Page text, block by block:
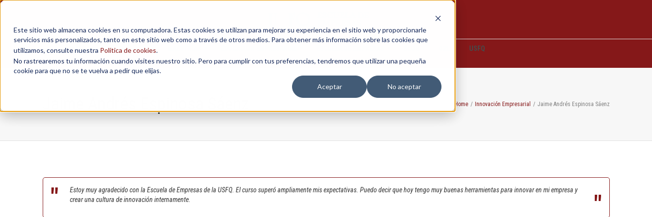
Este sitio web almacena cookies en su computadora. Estas cookies se utilizan para mejorar su experiencia en el sitio web y proporcionarle
servicios más personalizados, tanto en este sitio web como a través de otros medios. Para obtener más información sobre las cookies que
utilizamos, consulte nuestra Política de cookies.
No rastrearemos tu información cuando visites nuestro sitio. Pero para cumplir con tus preferencias, tendremos que utilizar una pequeña
cookie para que no se te vuelva a pedir que elijas.
Aceptar
No aceptar
USFQ
Home / Innovación Empresarial / Jaime Andrés Espinosa Sáenz
Estoy muy agradecido con la Escuela de Empresas de la USFQ. El curso superó ampliamente mis expectativas. Puedo decir que hoy tengo muy buenas herramientas para innovar en mi empresa y
crear una cultura de innovación internamente.